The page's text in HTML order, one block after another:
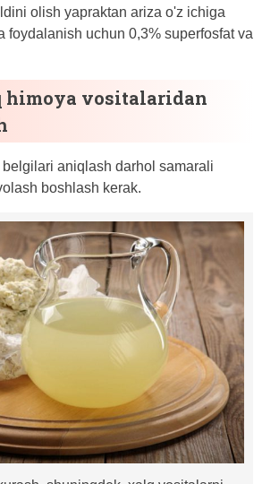
olish yapraktan ariza o'z ichiga
foydalanish uchun 0,3% superfosfat va
himoya vositalaridan
aniqlash darhol samarali
boshlash kerak.